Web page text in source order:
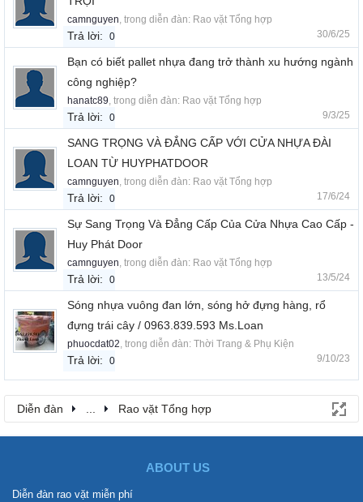
camnguyen, trong diễn đàn: Rao vặt Tổng hợp
Trả lời: 0 30/6/25
Bạn có biết pallet nhựa đang trở thành xu hướng ngành
công nghiệp?
hanatc89, trong diễn đàn: Rao vặt Tổng hợp
Trả lời: 0 9/3/25
SANG TRỌNG VÀ ĐẮNG CẤP VỚI CỬA NHỰA ĐÀI
LOAN TỪ HUYPHATDOOR
camnguyen, trong diễn đàn: Rao vặt Tổng hợp
Trả lời: 0 17/6/24
Sự Sang Trọng Và Đẳng Cấp Của Cửa Nhựa Cao Cấp -
Huy Phát Door
camnguyen, trong diễn đàn: Rao vặt Tổng hợp
Trả lời: 0 13/5/24
Sóng nhựa vuông đan lớn, sóng hở đựng hàng, rổ
đựng trái cây / 0963.839.593 Ms.Loan
phuocdat02, trong diễn đàn: Thời Trang & Phụ Kiện
Trả lời: 0 9/10/23
Diễn đàn ... Rao vặt Tổng hợp
ABOUT US
Diễn đàn rao vặt miễn phí